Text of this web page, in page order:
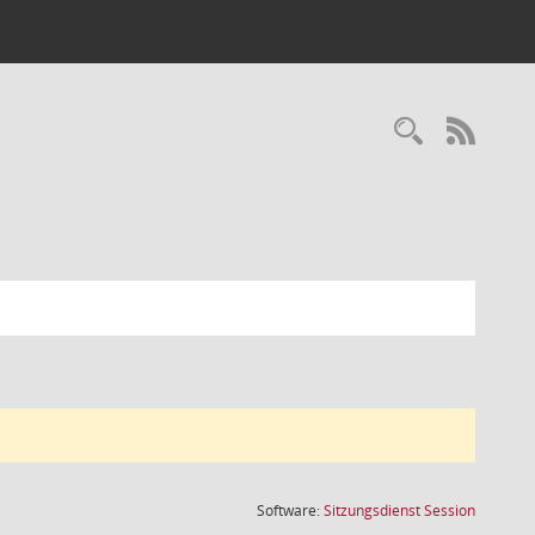
Software:SitzungsdienstSession(Wird in